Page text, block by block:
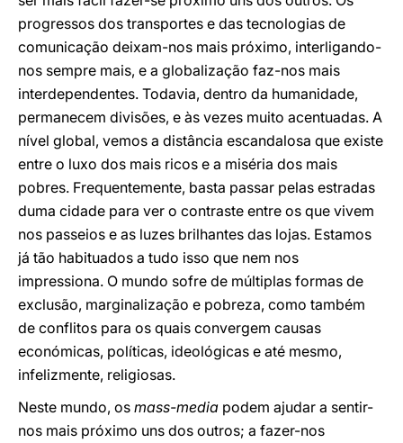
progressos dos transportes e das tecnologias de
comunicação deixam-nos mais próximo, interligando-
nos sempre mais, e a globalização faz-nos mais
interdependentes. Todavia, dentro da humanidade,
permanecem divisões, e às vezes muito acentuadas. A
nível global, vemos a distância escandalosa que existe
entre o luxo dos mais ricos e a miséria dos mais
pobres. Frequentemente, basta passar pelas estradas
duma cidade para ver o contraste entre os que vivem
nos passeios e as luzes brilhantes das lojas. Estamos
já tão habituados a tudo isso que nem nos
impressiona. O mundo sofre de múltiplas formas de
exclusão, marginalização e pobreza, como também
de conflitos para os quais convergem causas
económicas, políticas, ideológicas e até mesmo,
infelizmente, religiosas.
Neste mundo, os mass-media podem ajudar a sentir-
nos mais próximo uns dos outros; a fazer-nos